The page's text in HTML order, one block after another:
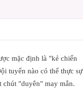
mặc định là "kẻ chiến
tuyển nào có thể thực sự
chút "duyên" may mắn.